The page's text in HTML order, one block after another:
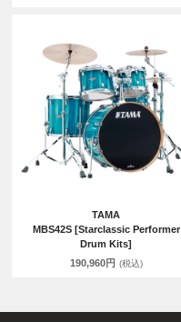
TAMA
MBS42S [Starclassic Performer
Drum Kits]
190,960円 (税込)